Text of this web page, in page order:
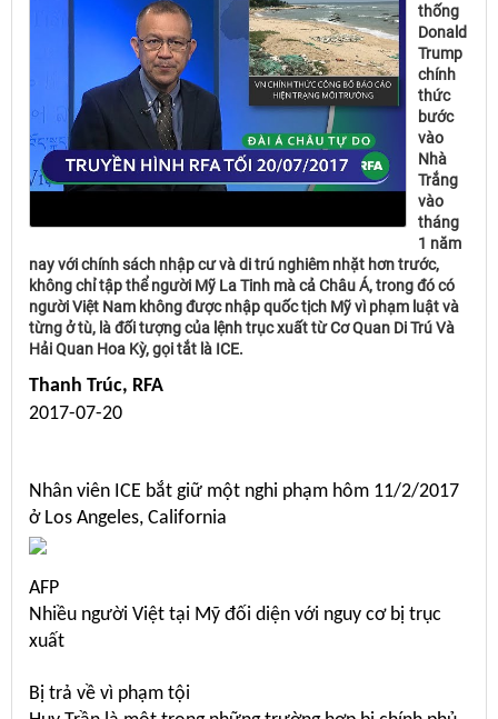
thống
Donald
Trump
chính
thức
bước
vào
Nhà
Trắng
vào
tháng
1 năm
nay với chính sách nhập cư và di trú nghiêm nhặt hơn trước,
không chỉ tập thể người Mỹ La Tinh mà cả Châu Á, trong đó có
người Việt Nam không được nhập quốc tịch Mỹ vì phạm luật và
từng ở tù, là đối tượng của lệnh trục xuất từ Cơ Quan Di Trú Và
Hải Quan Hoa Kỳ, gọi tắt là ICE.
Thanh Trúc, RFA
2017-07-20
Nhân viên ICE bắt giữ một nghi phạm hôm 11/2/2017
ở Los Angeles, California
AFP
Nhiều người Việt tại Mỹ đối diện với nguy cơ bị trục
xuất
Bị trả về vì phạm tội